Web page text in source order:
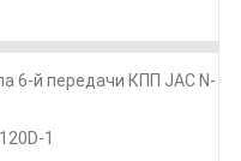
6-й передачи КПП JAC N-
1